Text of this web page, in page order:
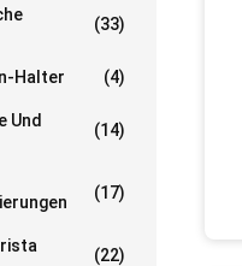
(33)
Halter (4)
Und
(14)
(17)
(22)